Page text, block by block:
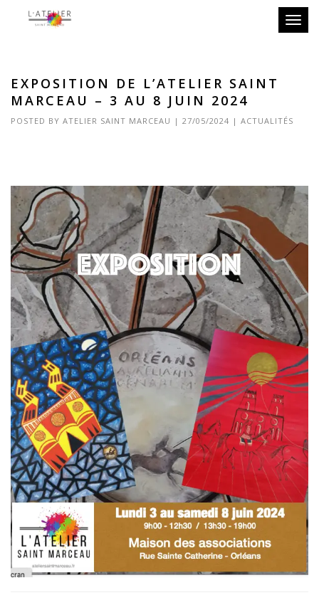
EXPOSITION DE L’ATELIER SAINT
MARCEAU – 3 AU 8 JUIN 2024
POSTED BY ATELIER SAINT MARCEAU | 27/05/2024 | ACTUALITÉS